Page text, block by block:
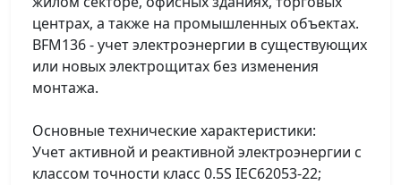
центрах, а также на промышленных объектах.
BFM136 - учет электроэнергии в существующих
или новых электрощитах без изменения
монтажа.
Основные технические характеристики:
Учет активной и реактивной электроэнергии с
классом точности класс 0.5S IEC62053-22;